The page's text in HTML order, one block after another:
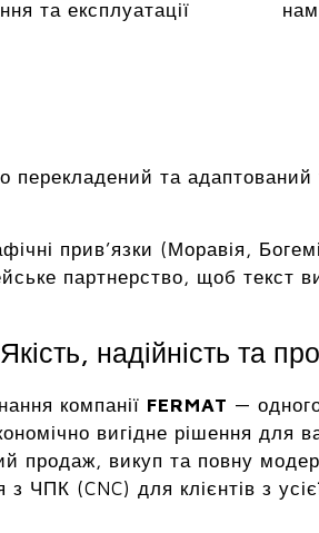
та експлуатації
перекладений та адаптований
прив’язки (Моравія,
партнерство, щоб текст
надійність та
компанії FERMAT —
вигідне рішення для
продаж, викуп та повну
з ЧПК (CNC) для клієнтів з